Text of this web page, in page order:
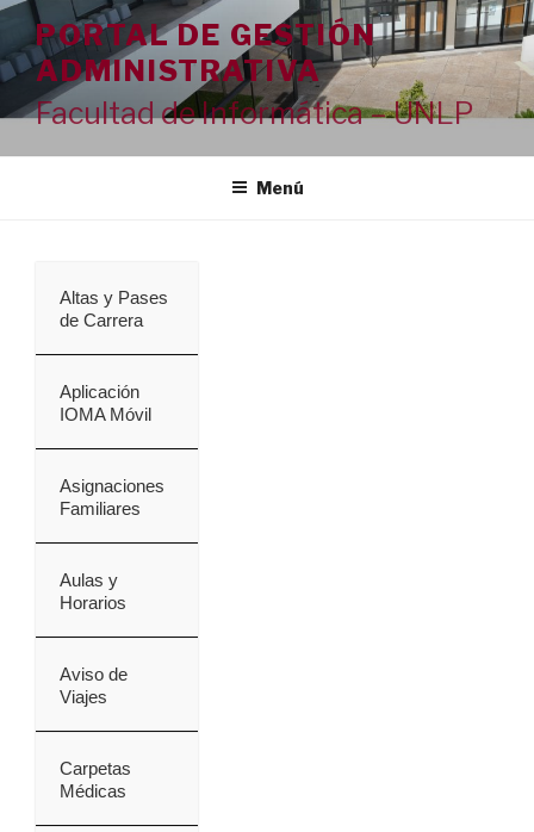
Ir
contenido
PORTAL DE GESTIÓN
ADMINISTRATIVA
Facultad de Informática – UNLP
Menú
Altas y Pases
de Carrera
Aplicación
IOMA Móvil
Asignaciones
Familiares
Aulas y
Horarios
Aviso de
Viajes
Carpetas
Médicas